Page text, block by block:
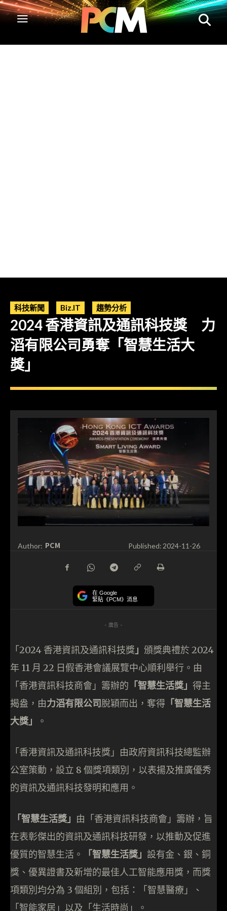
科技新聞 Biz.IT 趨勢分析
2024 香港資訊及通訊科技獎 力
滔有限公司勇奪「智慧生活大
獎」
Author: PCM Published: 2024-11-26
在 Google
緊貼《PCM》消息
- 廣告 -
「2024 香港資訊及通訊科技獎 」 頒獎典禮於 2024
年 11 月 22 日假香港會議展覽中心順利舉行。由
「香港資訊科技商會」籌辦的 「智慧生活獎」 得主
揭盎，由力滔有限公司脫穎而出，奪得 「智慧生活
大獎」
。
「香港資訊及通訊科技獎」由政府資訊科技總監辦
公室策動，設立 8 個獎項類別，以表揚及推廣優秀
的資訊及通訊科技發明和應用。
「智慧生活獎」 由「香港資訊科技商會」籌辦，旨
在表彰傑出的資訊及通訊科技研發，以推動及促進
優質的智慧生活。
「智慧生活獎」 設有金、銀、銅
獎、優異證書及新增的最佳人工智能應用獎，而獎
項類別均分為 3 個組別，包括：「智慧醫療」、
「智能家居」以及「生活時尚」。